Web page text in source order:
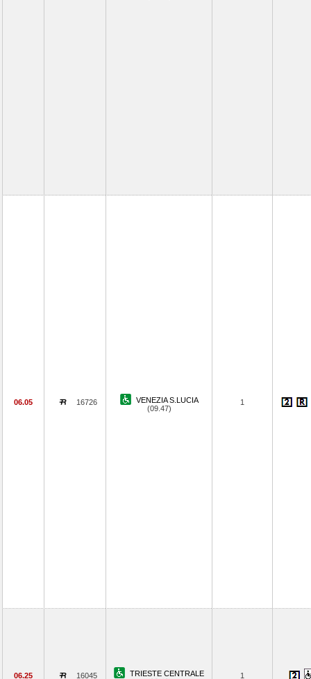
06.05 16726
VENEZIA S.LUCIA
(09.47)
1
06.25 16045
TRIESTE CENTRALE
1